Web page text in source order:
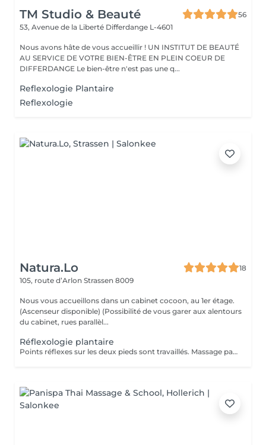
TM Studio & Beauté
56
53, Avenue de la Liberté Differdange L-4601
Nous avons hâte de vous accueillir ! UN INSTITUT DE BEAUTÉ
AU SERVICE DE VOTRE BIEN-ÊTRE EN PLEIN COEUR DE
DIFFERDANGE Le bien-être n'est pas une q...
Reflexologie Plantaire
Reflexologie
Natura.Lo
18
105, route d’Arlon Strassen 8009
Nous vous accueillons dans un cabinet cocoon, au 1er étage.
(Ascenseur disponible) (Possibilité de vous garer aux alentours
du cabinet, rues parallèl...
Réflexologie plantaire
Points réflexes sur les deux pieds sont travaillés. Massage par pression sur toutes les zones de vos pieds, utilisation avec du talc. Chèque cadeau disponible (Montant de votre choix, celui-ci est à indiquer lors de votre demande)